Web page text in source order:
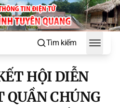
Tìm kiếm
Toggle
HỘI DIỄN
QUẦN CHÚNG